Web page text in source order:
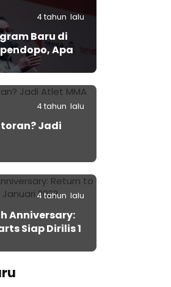
4 tahun lalu
Baru di
Apa
4 tahun lalu
Jadi
4 tahun lalu
Anniversary:
Siap Dirilis 1